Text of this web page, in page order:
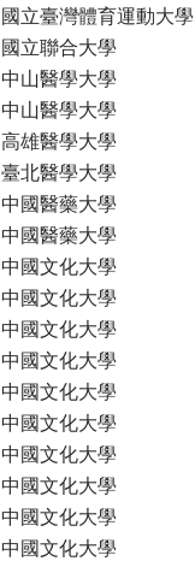
國立臺灣體育運動大學
國立聯合大學
中山醫學大學
中山醫學大學
高雄醫學大學
臺北醫學大學
中國醫藥大學
中國醫藥大學
中國文化大學
中國文化大學
中國文化大學
中國文化大學
中國文化大學
中國文化大學
中國文化大學
中國文化大學
中國文化大學
中國文化大學